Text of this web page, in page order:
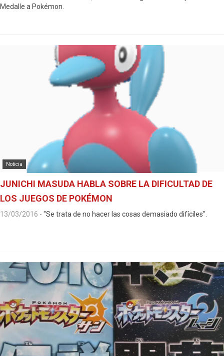
Medalle a Pokémon.
Noticia
JUNICHI MASUDA HABLA SOBRE LA DIFICULTAD DE
LOS JUEGOS DE POKÉMON
13/03/2016 - "Se trata de no hacer las cosas demasiado difíciles".